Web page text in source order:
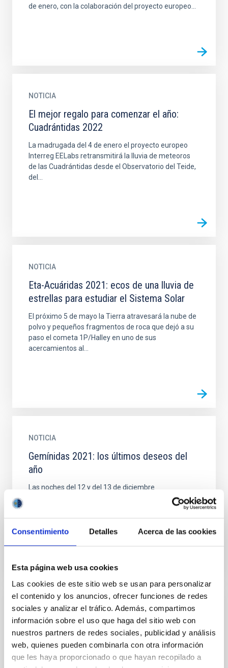
Consentimiento Detalles Acerca de las cookies
Esta página web usa cookies
Las cookies de este sitio web se usan para personalizar
el contenido y los anuncios, ofrecer funciones de redes
sociales y analizar el tráfico. Además, compartimos
información sobre el uso que haga del sitio web con
nuestros partners de redes sociales, publicidad y análisis
web, quienes pueden combinarla con otra información
que les haya proporcionado o que hayan recopilado a
de enero, con la colaboración del proyecto europeo...
NOTICIA
El mejor regalo para comenzar el año:
Cuadrántidas 2022
La madrugada del 4 de enero el proyecto europeo
Interreg EELabs retransmitirá la lluvia de meteoros
de las Cuadrántidas desde el Observatorio del Teide,
del...
NOTICIA
Eta-Acuáridas 2021: ecos de una lluvia de
estrellas para estudiar el Sistema Solar
El próximo 5 de mayo la Tierra atravesará la nube de
polvo y pequeños fragmentos de roca que dejó a su
paso el cometa 1P/Halley en uno de sus
acercamientos al...
NOTICIA
Gemínidas 2021: los últimos deseos del
año
Las noches del 12 y del 13 de diciembre
disfrutaremos del máximo de la lluvia de estrellas de
las Gemínidas. El evento será retransmitido en
directo, desde el...
EVENTO
Gemínidas 2022 desde los Observatorios
de Canarias
Desde hace más de 10 años, las Gemínidas se han